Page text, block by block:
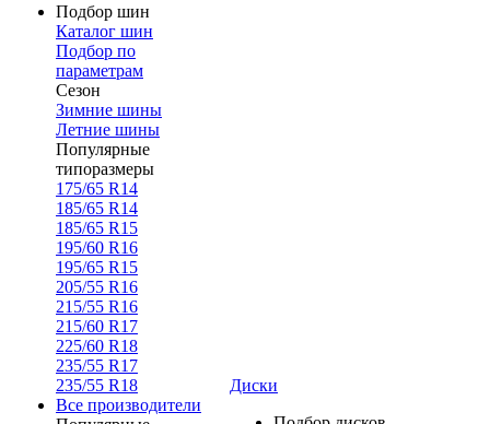
Подбор шин
Каталог шин
Подбор по
параметрам
Сезон
Зимние шины
Летние шины
Популярные
типоразмеры
175/65 R14
185/65 R14
185/65 R15
195/60 R16
195/65 R15
205/55 R16
215/55 R16
215/60 R17
225/60 R18
235/55 R17
235/55 R18
Все производители
Диски